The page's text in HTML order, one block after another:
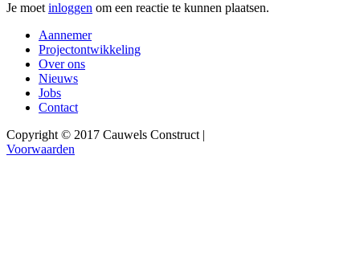
Je moet inloggen om een reactie te kunnen plaatsen.
Aannemer
Projectontwikkeling
Over ons
Nieuws
Jobs
Contact
Copyright © 2017 Cauwels Construct |
Voorwaarden